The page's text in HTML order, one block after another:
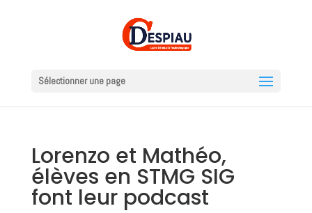
Sélectionner une page
Lorenzo et Mathéo,
élèves en STMG SIG
font leur podcast